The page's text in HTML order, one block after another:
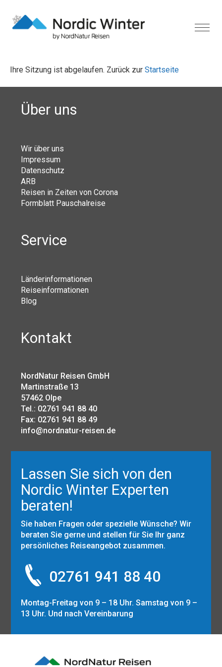
Ihre Sitzung ist abgelaufen. Zurück zur Startseite
Über uns
Wir über uns
Impressum
Datenschutz
ARB
Reisen in Zeiten von Corona
Formblatt Pauschalreise
Service
Länderinformationen
Reiseinformationen
Blog
Kontakt
NordNatur Reisen GmbH
Martinstraße 13
57462 Olpe
Tel.: 02761 941 88 40
Fax: 02761 941 88 49
info@nordnatur-reisen.de
Lassen Sie sich von den
Nordic Winter Experten
beraten!
Sie haben Fragen oder spezielle Wünsche? Wir
beraten Sie gerne und stellen für Sie Ihr ganz
persönliches Reiseangebot zusammen.
02761 941 88 40
Montag-Freitag von 9 – 18 Uhr. Samstag von 9 –
13 Uhr. Und nach Vereinbarung